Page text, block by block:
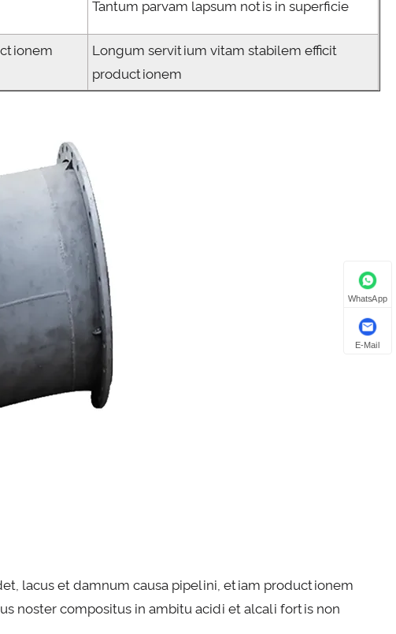
Tantum parvam lapsum notis in superficie
Longum servitium vitam stabilem efficit
productionem
lacus et damnum causa pipelini, etiam productionem
noster compositus in ambitu acidi et alcali fortis non
WhatsApp
E-Mail